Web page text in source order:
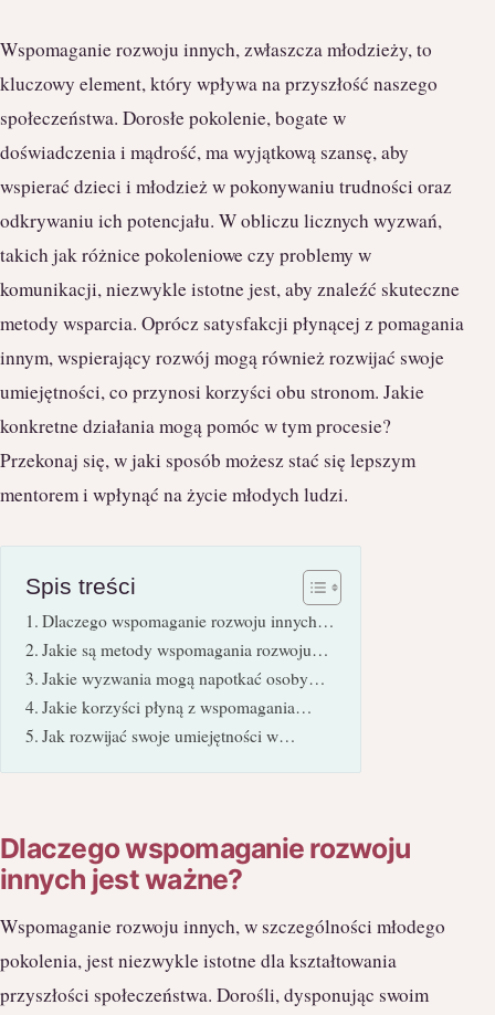
Wspomaganie rozwoju innych, zwłaszcza młodzieży, to
kluczowy element, który wpływa na przyszłość naszego
społeczeństwa. Dorosłe pokolenie, bogate w
doświadczenia i mądrość, ma wyjątkową szansę, aby
wspierać dzieci i młodzież w pokonywaniu trudności oraz
odkrywaniu ich potencjału. W obliczu licznych wyzwań,
takich jak różnice pokoleniowe czy problemy w
komunikacji, niezwykle istotne jest, aby znaleźć skuteczne
metody wsparcia. Oprócz satysfakcji płynącej z pomagania
innym, wspierający rozwój mogą również rozwijać swoje
umiejętności, co przynosi korzyści obu stronom. Jakie
konkretne działania mogą pomóc w tym procesie?
Przekonaj się, w jaki sposób możesz stać się lepszym
mentorem i wpłynąć na życie młodych ludzi.
Spis treści
Dlaczego wspomaganie rozwoju innych…
Jakie są metody wspomagania rozwoju…
Jakie wyzwania mogą napotkać osoby…
Jakie korzyści płyną z wspomagania…
Jak rozwijać swoje umiejętności w…
Dlaczego wspomaganie rozwoju
innych jest ważne?
Wspomaganie rozwoju innych, w szczególności młodego
pokolenia, jest niezwykle istotne dla kształtowania
przyszłości społeczeństwa. Dorośli, dysponując swoim